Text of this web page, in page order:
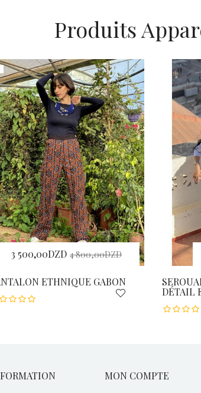
Produits
3 500,00DZD 4 800,00DZD
ETHNIQUE GABON
DÉTAIL
MON COMPTE